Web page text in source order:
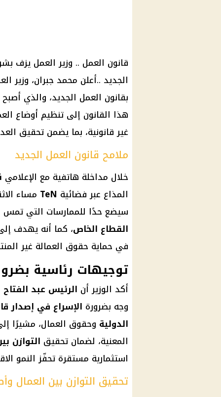
قانون العمل .. وزير العمل يزف
الجديد ..أعلن محمد جبران، وزير
بقانون العمل الجديد، والذي
هذا القانون إلى تنظيم أوضاع
غير قانونية، بما يضمن تحقيق
ملامح قانون العمل الجديد
خلال مداخلة هاتفية مع الإعلامي
المذاع عبر فضائية TeN مساء
سيضع حدًا للممارسات التي تمس
القطاع الخاص، كما أنه يهدف
في حماية حقوق العمالة غير
توجيهات رئاسية
أكد الوزير أن الرئيس عبد
وجه بضرورة الإسراع في إصدار
الدولية وحقوق العمال، مشيرًا
المعنية، لضمان تحقيق التوازن
استثمارية مستقرة تحفّز النمو
تحقيق التوازن بين العمال